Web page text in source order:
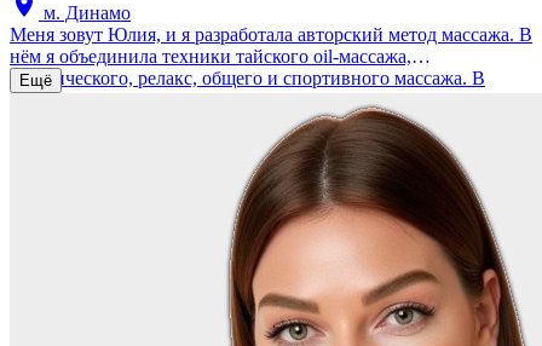
м. Динамо
Меня зовут Юлия, и я разработала авторский метод массажа. В
нём я объединила техники тайского oil-массажа,
классического, релакс, общего и спортивного массажа. В
результате получился топовый релакс-массаж.
Мой массаж универсален и подходит под любой запрос. Я
проминаю вас от кончиков пальцев до макушки головы.
Массаж выполняю на кушетке, использую детское масло. По
окончанию сеанса — сухой душ.
Ещё